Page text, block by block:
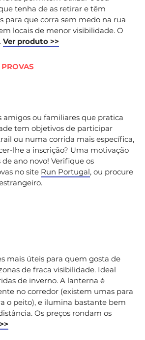
tenha de as retirar e têm
para que corra sem medo na rua
locais de menor visibilidade. O
. Ver produto >>
amigos ou familiares que pratica
tem objetivos de participar
ou numa corrida mais específica,
lhe a inscrição? Uma motivação
de ano novo! Verifique os
no site Run Portugal, ou procure
mais úteis para quem gosta de
de fraca visibilidade. Ideal
de inverno. A lanterna é
no corredor (existem umas para
o peito), e ilumina bastante bem
Os preços rondam os